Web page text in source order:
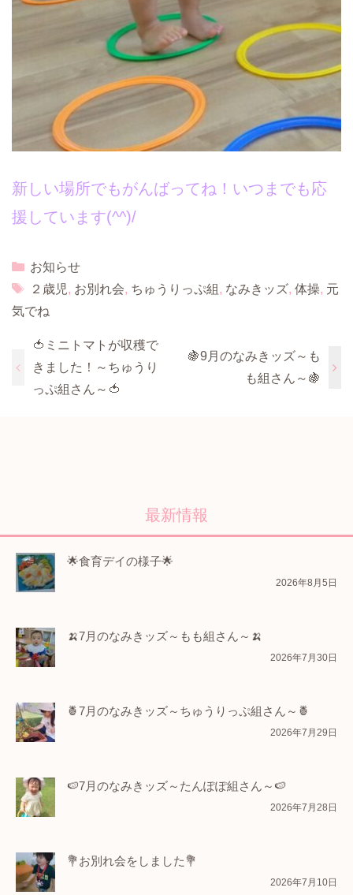
新しい場所でもがんばってね！いつまでも応
援しています(^^)/
Categories
お知らせ
Tags
２歳児, お別れ会, ちゅうりっぷ組 , なみきッズ, 体操, 元
気でね
🍅ミニトマトが収穫で
きました！～ちゅうり
っぷ組さん～🍅
🍇9月のなみきッズ～も
も組さん～🍇
最新情報
🌟食育デイの様子🌟
2026年8月5日
🍌7月のなみきッズ～もも組さん～🍌
2026年7月30日
🍍7月のなみきッズ～ちゅうりっぷ組さん～🍍
2026年7月29日
🍉7月のなみきッズ～たんぽぽ組さん～🍉
2026年7月28日
💐お別れ会をしました💐
2026年7月10日